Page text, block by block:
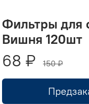
Фильтры для
Вишня 120шт
68 ₽ 150 ₽